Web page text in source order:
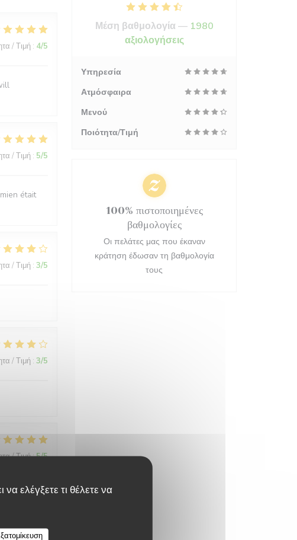
ελέγξετε τι θέλετε να
/ Τιμή : 4/5
/ Τιμή : 5/5
était
/ Τιμή : 3/5
/ Τιμή : 3/5
/ Τιμή:5/5
Μέση βαθμολογία — 1980
αξιολογήσεις
Υπηρεσία
Ατμόσφαιρα
Μενού
Ποιότητα/Τιμή
100% πιστοποιημένες
βαθμολογίες
Οι πελάτες μας που έκαναν
κράτηση έδωσαν τη βαθμολογία
τους